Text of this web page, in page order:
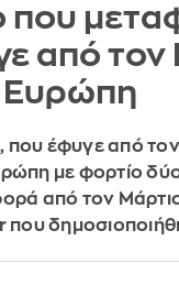
που
από τον
Ευρώπη
που έφυγε από
με φορτίο
από τον
που